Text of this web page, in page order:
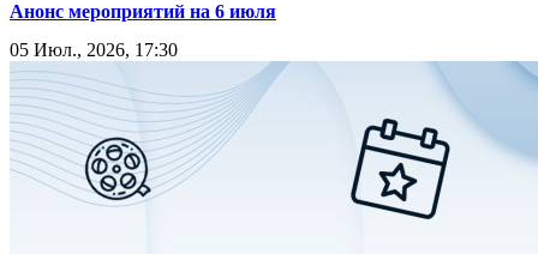
Анонс мероприятий на 6 июля
05 Июл., 2026, 17:30